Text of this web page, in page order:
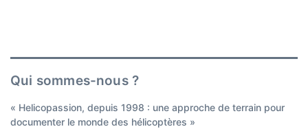
Qui sommes-nous ?
« Helicopassion, depuis 1998 : une approche de terrain pour
documenter le monde des hélicoptères »